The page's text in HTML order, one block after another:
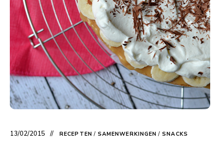
13/02/2015 RECEPTEN / SAMENWERKINGEN / SNACKS